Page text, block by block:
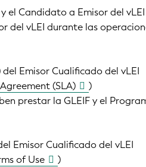
el Candidato a Emisor del vLEI
del vLEI durante las
Emisor Cualificado del vLEI
(SLA)
)
prestar la GLEIF y el
Emisor Cualificado del vLEI
of Use
)